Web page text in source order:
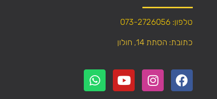
טלפון: 073-2726056
כתובת: הסתת 14, חולון